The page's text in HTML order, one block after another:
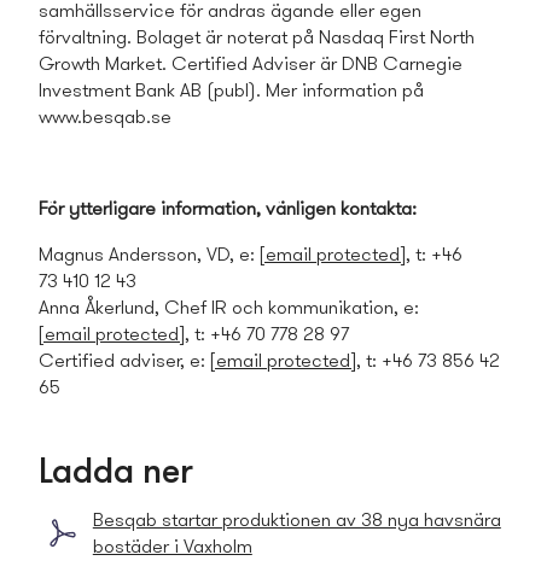
samhällsservice för andras ägande eller egen
förvaltning. Bolaget är noterat på Nasdaq First North
Growth Market. Certified Adviser är DNB Carnegie
Investment Bank AB (publ). Mer information på
www.besqab.se
För ytterligare information, vänligen kontakta:
Magnus Andersson, VD, e: [email protected] , t: +46
73 410 12 43
Anna Åkerlund, Chef IR och kommunikation, e:
[email protected] , t: +46 70 778 28 97
Certified adviser, e:
[email protected] , t: +46 73 856 42
65
Ladda ner
Besqab startar produktionen av 38 nya havsnära
bostäder i Vaxholm